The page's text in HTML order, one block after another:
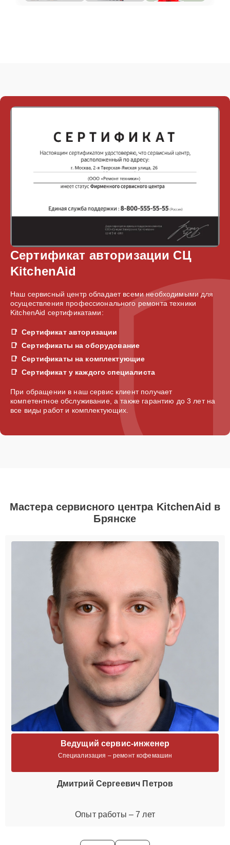
Сертификат авторизации СЦ
KitchenAid
Наш сервисный центр обладает всеми необходимыми для
осуществления профессионального ремонта техники
KitchenAid сертификатами:
Сертификат авторизации
Сертификаты на оборудование
Сертификаты на комплектующие
Сертификат у каждого специалиста
При обращении в наш сервис клиент получает
компетентное обслуживание, а также гарантию до 3 лет на
все виды работ и комплектующих.
Мастера сервисного центра KitchenAid в
Брянске
Ведущий сервис-инженер
Специализация – ремонт кофемашин
Дмитрий Сергеевич Петров
Опыт работы – 7 лет